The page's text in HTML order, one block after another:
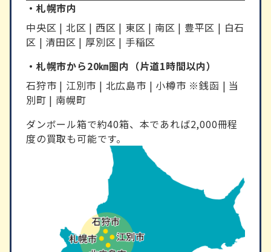
・札幌市内
中央区 | 北区 | 西区 | 東区 | 南区 | 豊平区 | 白石
区 | 清田区 | 厚別区 | 手稲区
・札幌市から20㎞圏内（片道1時間以内）
石狩市 | 江別市 | 北広島市 | 小樽市 ※銭函 | 当
別町 | 南幌町
ダンボール箱で約40箱、本であれば2,000冊程
度の買取も可能です。